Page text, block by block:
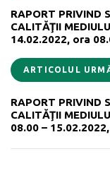
RAPORT PRIVIND
CALITĂŢII
14.02.2022, ora
ARTICOLUL
RAPORT PRIVIND
CALITĂŢII
08.00 –